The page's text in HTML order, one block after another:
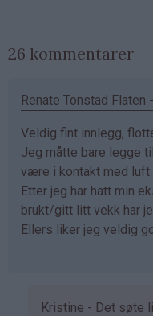
26 kommentarer
Renate Tonstad Flaten
Veldig fint innlegg,
Jeg måtte bare legge
være i kontakt med luft
Etter jeg har hatt min
brukt/gitt litt vekk har
Ellers liker jeg veldig
Kristine - Det søte